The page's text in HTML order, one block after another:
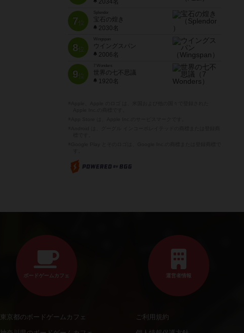
2034名
7位
Splendor
宝石の煌き
2030名
8位
Wingspan
ウイングスパン
2006名
9位
7 Wonders
世界の七不思議
1920名
ボードゲームカフェ
東京都のボードゲームカフェ
運営者情報
ご利用規約